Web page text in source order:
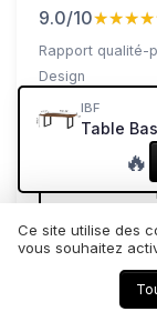
9.0/10
Rapport qualité-
Design
Confort
Materiaux
IBF
🔥
Ce site utilise des
vous souhaitez